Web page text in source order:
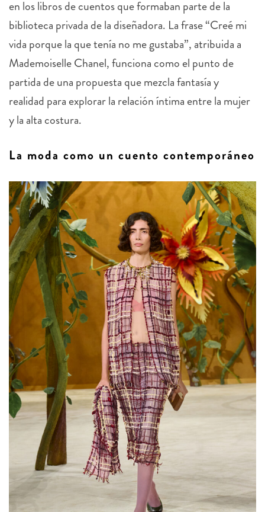
biblioteca privada de la diseñadora. La frase “Creé mi
vida porque la que tenía no me gustaba”, atribuida a
Mademoiselle Chanel, funciona como el punto de
partida de una propuesta que mezcla fantasía y
realidad para explorar la relación íntima entre la mujer
y la alta costura.